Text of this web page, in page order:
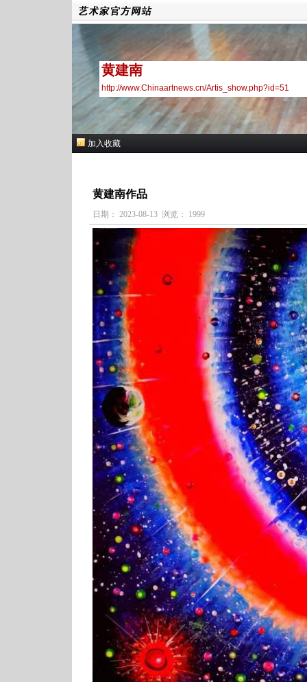
黄建南
http://www.Chinaartnews.cn/Artis_show.php?id=51
加入收藏
黄建南作品
日期： 2023-08-13 浏览： 1999